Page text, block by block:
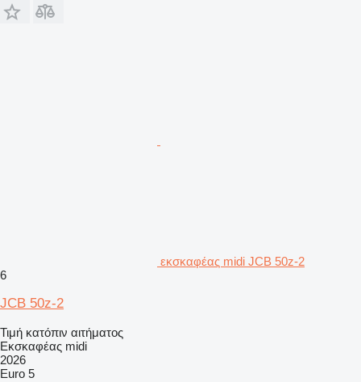
εκσκαφέας midi JCB 50z-2
6
JCB 50z-2
Τιμή κατόπιν αιτήματος
Εκσκαφέας midi
2026
Euro 5